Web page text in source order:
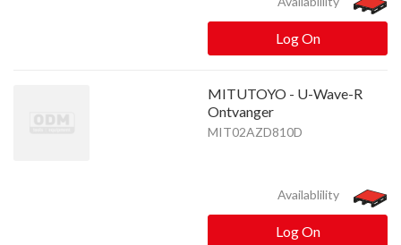
Log On
MITUTOYO - U-Wave-R
Ontvanger
MIT02AZD810D
Availablility
Log On